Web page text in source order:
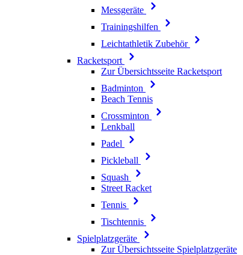
Messgeräte
Trainingshilfen
Leichtathletik Zubehör
Racketsport
Zur Übersichtsseite Racketsport
Badminton
Beach Tennis
Crossminton
Lenkball
Padel
Pickleball
Squash
Street Racket
Tennis
Tischtennis
Spielplatzgeräte
Zur Übersichtsseite Spielplatzgeräte